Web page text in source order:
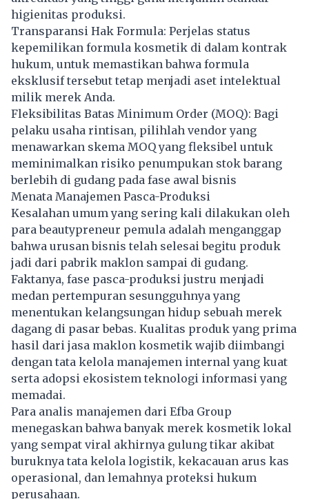
higienitas produksi.
Transparansi Hak Formula: Perjelas status
kepemilikan formula kosmetik di dalam kontrak
hukum, untuk memastikan bahwa formula
eksklusif tersebut tetap menjadi aset intelektual
milik merek Anda.
Fleksibilitas Batas Minimum Order (MOQ): Bagi
pelaku usaha rintisan, pilihlah vendor yang
menawarkan skema MOQ yang fleksibel untuk
meminimalkan risiko penumpukan stok barang
berlebih di gudang pada fase awal bisnis
Menata Manajemen Pasca-Produksi
Kesalahan umum yang sering kali dilakukan oleh
para beautypreneur pemula adalah menganggap
bahwa urusan bisnis telah selesai begitu produk
jadi dari pabrik maklon sampai di gudang.
Faktanya, fase pasca-produksi justru menjadi
medan pertempuran sesungguhnya yang
menentukan kelangsungan hidup sebuah merek
dagang di pasar bebas. Kualitas produk yang prima
hasil dari jasa maklon kosmetik wajib diimbangi
dengan tata kelola manajemen internal yang kuat
serta adopsi ekosistem teknologi informasi yang
memadai.
Para analis manajemen dari Efba Group
menegaskan bahwa banyak merek kosmetik lokal
yang sempat viral akhirnya gulung tikar akibat
buruknya tata kelola logistik, kekacauan arus kas
operasional, dan lemahnya proteksi hukum
perusahaan.